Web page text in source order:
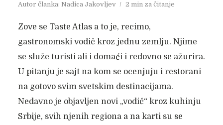
Autor članka: Nadica Jakovljev 2 min za čitanje
Zove se Taste Atlas a to je, recimo,
gastronomski vodič kroz jednu zemlju. Njime
se služe turisti ali i domaći i redovno se ažurira.
U pitanju je sajt na kom se ocenjuju i restorani
na gotovo svim svetskim destinacijama.
Nedavno je objavljen novi „vodič“ kroz kuhinju
Srbije, svih njenih regiona a na karti su se